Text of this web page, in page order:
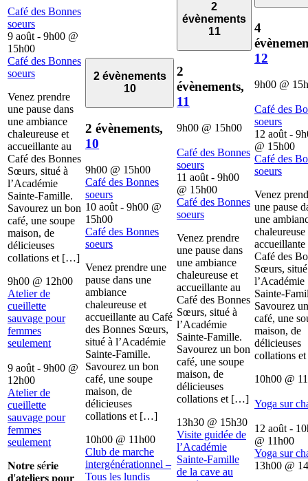
Café des Bonnes
soeurs
9 août - 9h00 @
15h00
Café des Bonnes
soeurs
Venez prendre
une pause dans
une ambiance
chaleureuse et
accueillante au
Café des Bonnes
Sœurs, situé à
l’Académie
Sainte-Famille.
Savourez un bon
café, une soupe
maison, de
délicieuses
collations et […]
9h00 @ 12h00
Atelier de
cueillette
sauvage pour
femmes
seulement
9 août - 9h00 @
12h00
Atelier de
cueillette
sauvage pour
femmes
seulement
𝐍𝐨𝐭𝐫𝐞 𝐬é𝐫𝐢𝐞
𝐝'𝐚𝐭𝐞𝐥𝐢𝐞𝐫𝐬 𝐩𝐨𝐮𝐫
2 évènements
10
2 évènements,
10
9h00 @ 15h00
Café des Bonnes
soeurs
10 août - 9h00 @
15h00
Café des Bonnes
soeurs
Venez prendre une
pause dans une
ambiance
chaleureuse et
accueillante au Café
des Bonnes Sœurs,
situé à l’Académie
Sainte-Famille.
Savourez un bon
café, une soupe
maison, de
délicieuses
collations et […]
10h00 @ 11h00
Club de marche
intergénérationnel –
Tous les lundis
2
évènements
11
2
évènements,
11
9h00 @ 15h00
Café des Bonnes
soeurs
11 août - 9h00
@ 15h00
Café des Bonnes
soeurs
Venez prendre
une pause dans
une ambiance
chaleureuse et
accueillante au
Café des Bonnes
Sœurs, situé à
l’Académie
Sainte-Famille.
Savourez un bon
café, une soupe
maison, de
délicieuses
collations et […]
13h30 @ 15h30
Visite guidée de
l’Académie
Sainte-Famille
de la cave au
4
12
9h00 @
Café des
soeurs
12 août -
@ 15h00
Café des
soeurs
Venez
une pause
une
chaleureuse
accueillante
Café des
Sœurs,
l’Académie
Sainte-
Savourez
café, une
maison, de
délicieuses
collations
10h00 @
Yoga sur
12 août -
@ 11h00
Yoga sur
13h00 @